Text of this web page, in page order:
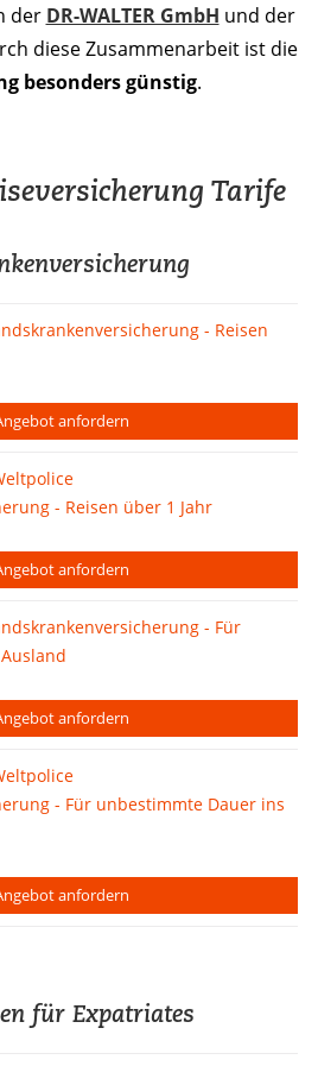
der DR-WALTER GmbH und der
diese Zusammenarbeit ist die
besonders günstig.
Tarife
- Reisen
anfordern
- Reisen über 1 Jahr
anfordern
- Für
anfordern
- Für unbestimmte Dauer ins
anfordern
für Expatriates